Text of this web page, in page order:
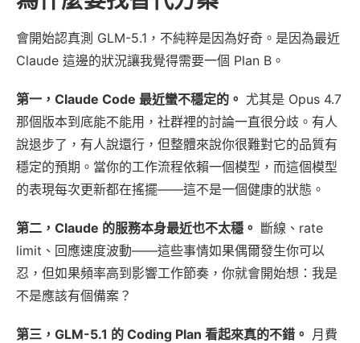
會開始認真測 GLM-5.1，不純粹是因為好奇。是因為最近
Claude 這邊的狀況讓我覺得需要一個 Plan B。
第一，Claude Code 最近蠻不穩定的。 尤其是 Opus 4.7
那個版本到底能不能用，社群裡的討論一直很分歧。有人
說退步了，有人說還行，但整體來說你很難對它的品質有
穩定的預期。當你的工作流程依賴一個模型，而這個模型
的表現每次更新都在搖擺——這不是一個健康的狀態。
第二，Claude 的服務本身最近也不太穩。 斷線、rate
limit、回應速度波動——這些事情如果偶爾發生你可以
忍，但如果頻率高到影響工作節奏，你就會開始想：我是
不是應該有個備案？
第三，GLM-5.1 的 Coding Plan 看起來真的不錯。 月費